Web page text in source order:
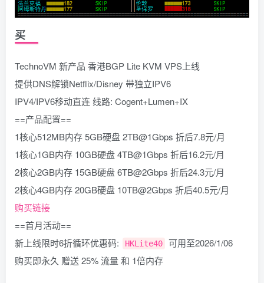
买
TechnoVM 新产品 香港BGP Lite KVM VPS上线
提供DNS解锁Netflix/Disney 带独立IPV6
IPV4/IPV6移动直连 线路: Cogent+Lumen+IX
==产品配置==
1核心512MB内存 5GB硬盘 2TB@1Gbps 折后7.8元/月
1核心1GB内存 10GB硬盘 4TB@1Gbps 折后16.2元/月
2核心2GB内存 15GB硬盘 6TB@2Gbps 折后24.3元/月
2核心4GB内存 20GB硬盘 10TB@2Gbps 折后40.5元/月
购买链接
==首月活动==
新上线限时6折循环优惠码:
HKLite40
可用至2026/1/06
购买即永久 赠送 25% 流量 和 1倍内存